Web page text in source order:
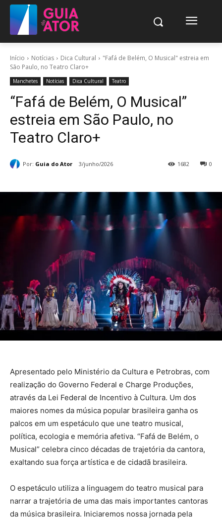
Início Notícias Dica Cultural
"Fafá de Belém, O Musical" estreia em
São Paulo, no Teatro Claro+
Manchetes Notícias Dica Cultural Teatro
“Fafá de Belém, O Musical”
estreia em São Paulo, no
Teatro Claro+
Por: Guia do Ator 3/junho/2026 0
1682
Apresentado pelo Ministério da Cultura e Petrobras, com
realização do Governo Federal e Charge Produções,
através da Lei Federal de Incentivo à Cultura. Um dos
maiores nomes da música popular brasileira ganha os
palcos em um espetáculo que une teatro musical,
política, ecologia e memória afetiva. “Fafá de Belém, o
Musical” celebra cinco décadas de trajetória da cantora,
exaltando sua força artística e de cidadã brasileira.
O espetáculo utiliza a linguagem do teatro musical para
narrar a trajetória de uma das mais importantes cantoras
da música brasileira. Iniciaremos nossa jornada pela